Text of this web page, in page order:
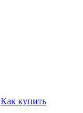
Как купить